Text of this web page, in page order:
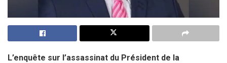
L’enquête sur l’assassinat du Président de la